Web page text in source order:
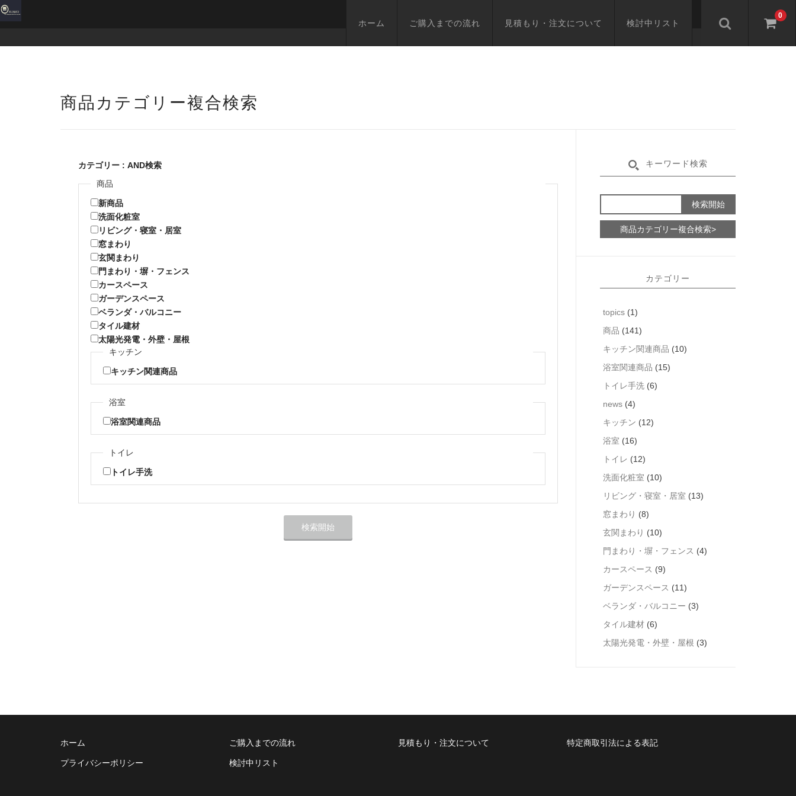
0
ホーム ご購入までの流れ 見積もり・注文について 検討中リスト
商品カテゴリー複合検索
カテゴリー : AND検索
商品
新商品
洗面化粧室
リビング・寝室・居室
窓まわり
玄関まわり
門まわり・塀・フェンス
カースペース
ガーデンスペース
ベランダ・バルコニー
タイル建材
太陽光発電・外壁・屋根
キッチン
キッチン関連商品
浴室
浴室関連商品
トイレ
トイレ手洗
キーワード検索
商品カテゴリー複合検索>
カテゴリー
topics (1)
商品 (141)
キッチン関連商品 (10)
浴室関連商品 (15)
トイレ手洗 (6)
news (4)
キッチン (12)
浴室 (16)
トイレ (12)
洗面化粧室 (10)
リビング・寝室・居室 (13)
窓まわり (8)
玄関まわり (10)
門まわり・塀・フェンス (4)
カースペース (9)
ガーデンスペース (11)
ベランダ・バルコニー (3)
タイル建材 (6)
太陽光発電・外壁・屋根 (3)
ホーム ご購入までの流れ 見積もり・注文について 特定商取引法による表記
プライバシーポリシー 検討中リスト